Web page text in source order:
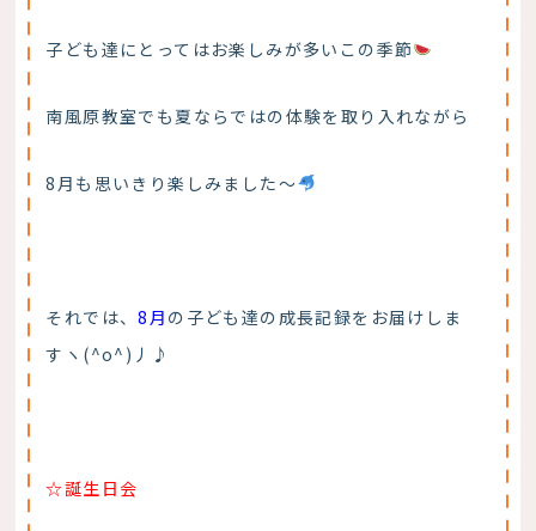
子ども達にとってはお楽しみが多いこの季節
南風原教室でも夏ならではの体験を取り入れながら
8月も思いきり楽しみました～
それでは、8月 の子ども達の成長記録をお届けしま
すヽ(^o^)丿♪
☆誕生日会